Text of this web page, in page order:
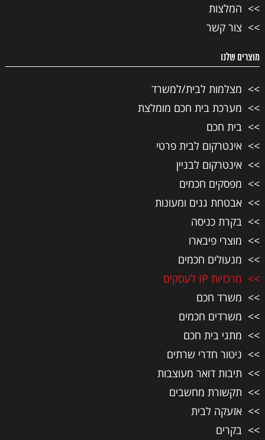
המלצות
צור קשר
מוצרים שלנו
מצלמות לבית/למשרד
מערכת בית חכם מומלצת
בית חכם
אינטרקום לבית פרטי
אינטרקום לבניין
מפסקים חכמים
אבטחת גנים ומעונות
בקרת כניסה
מוצרי פיבארו
מנעולים חכמים
מרכזיות IP לעסקים
משרד חכם
משרדים חכמים
מתגי בית חכם
ניטור חדרי שרתים
תיבות דואר מעוצבות
תקשורת מחשבים
אזעקה לבית
בקרים